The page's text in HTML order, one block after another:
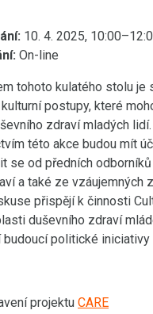
10. 4. 2025,
On-line
tohoto kulatého stolu je
postupy, které
zdraví mladých lidí.
této akce budou mít
se od předních
a také ze vzáujemných
přispějí k činnosti
duševního zdraví
politické iniciativy
projektu CARE